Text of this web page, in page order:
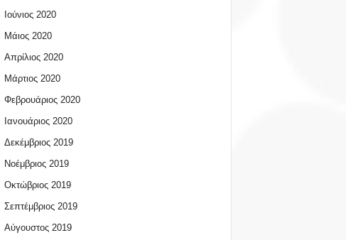
Ιούνιος 2020
Μάιος 2020
Απρίλιος 2020
Μάρτιος 2020
Φεβρουάριος 2020
Ιανουάριος 2020
Δεκέμβριος 2019
Νοέμβριος 2019
Οκτώβριος 2019
Σεπτέμβριος 2019
Αύγουστος 2019